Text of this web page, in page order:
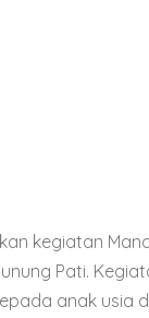
kegiatan
Pati.
anak usia